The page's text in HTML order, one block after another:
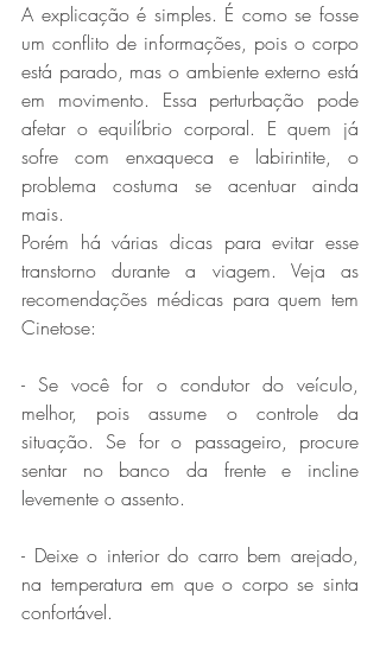
A explicação é simples. É como se fosse
um conflito de informações, pois o corpo
está parado, mas o ambiente externo está
em movimento. Essa perturbação pode
afetar o equilíbrio corporal. E quem já
sofre com enxaqueca e labirintite, o
problema costuma se acentuar ainda
mais.
Porém há várias dicas para evitar esse
transtorno durante a viagem. Veja as
recomendações médicas para quem tem
Cinetose:
- Se você for o condutor do veículo,
melhor, pois assume o controle da
situação. Se for o passageiro, procure
sentar no banco da frente e incline
levemente o assento.
- Deixe o interior do carro bem arejado,
na temperatura em que o corpo se sinta
confortável.